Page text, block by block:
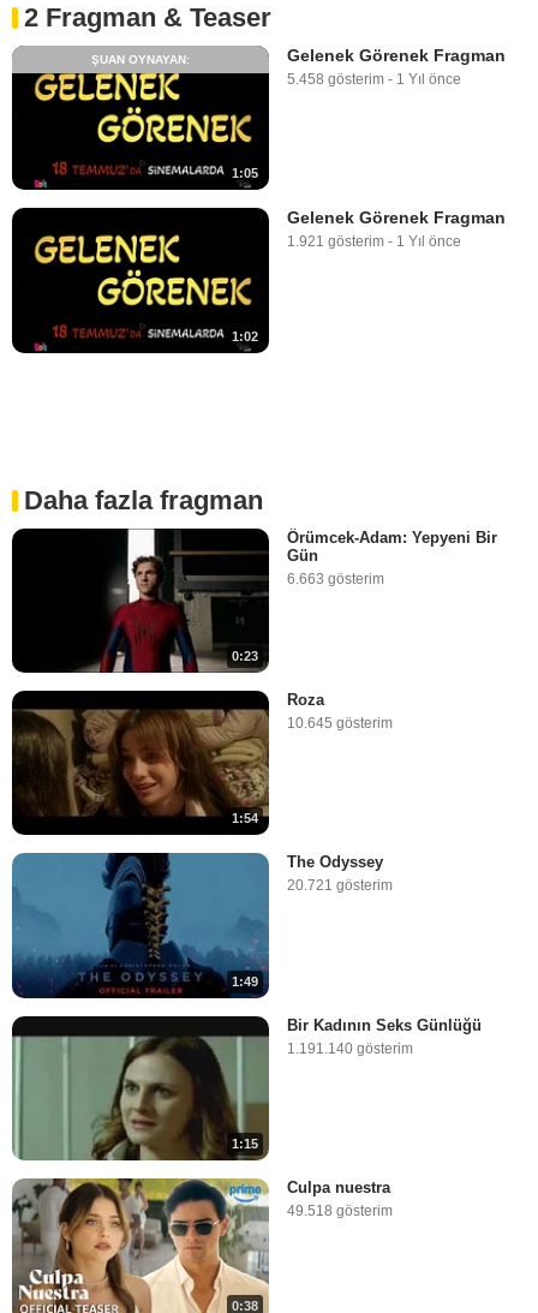
2 Fragman & Teaser
1:05
ŞUAN OYNAYAN: Gelenek Görenek Fragman
5.458 gösterim - 1 Yıl önce
1:02
Gelenek Görenek Fragman
1.921 gösterim - 1 Yıl önce
Daha fazla fragman
0:23
Örümcek-Adam: Yepyeni Bir
Gün
6.663 gösterim
1:54
Roza
10.645 gösterim
1:49
The Odyssey
20.721 gösterim
1:15
Bir Kadının Seks Günlüğü
1.191.140 gösterim
0:38
Culpa nuestra
49.518 gösterim